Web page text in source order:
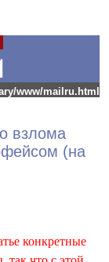
www/mailru.html
взлома
(на
конкретные